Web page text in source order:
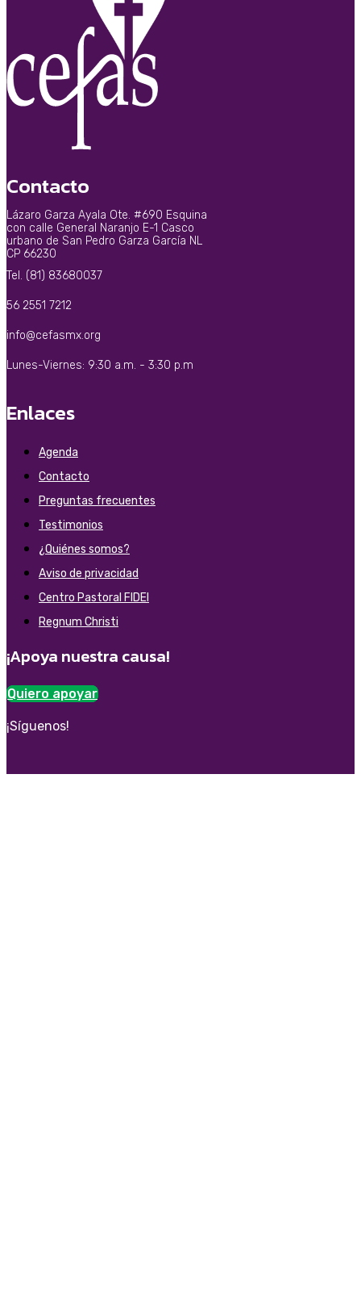
Contacto
Lázaro Garza Ayala Ote. #690 Esquina
con calle General Naranjo E-1 Casco
urbano de San Pedro Garza García NL
CP 66230
Tel. (81) 83680037
56 2551 7212
info@cefasmx.org
Lunes-Viernes: 9:30 a.m. - 3:30 p.m
Enlaces
Agenda
Contacto
Preguntas frecuentes
Testimonios
¿Quiénes somos?
Aviso de privacidad
Centro Pastoral FIDEI
Regnum Christi
¡Apoya nuestra causa!
Quiero apoyar
¡Síguenos!